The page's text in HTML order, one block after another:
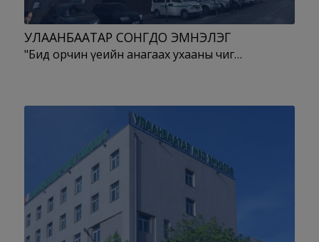
УЛААНБААТАР СОНГДО ЭМНЭЛЭГ
"Бид орчин үеийн анагаах ухааны чиг…